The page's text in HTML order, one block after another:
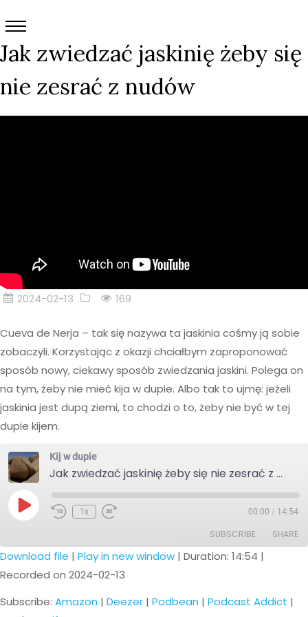
Jak zwiedzać jaskinię żeby się
nie zesrać z nudów
2024-02-13 169
Cueva de Nerja – tak się nazywa ta jaskinia cośmy ją sobie
zobaczyli. Korzystając z okazji chciałbym zaproponować
sposób nowy, ciekawy sposób zwiedzania jaskini. Polega on
na tym, żeby nie mieć kija w dupie. Albo tak to ujmę: jeżeli
jaskinia jest dupą ziemi, to chodzi o to, żeby nie być w tej
dupie kijem.
Kij w dupie
Jak zwiedzać jaskinię żeby się nie zesrać z nudów
Play
Episode
1x 00:00 / 14:54
SUBSCRIBE SHARE
Amazon
Podbean Podcast Addict
SHARE
LINK
Download file | Play in new window | Duration: 14:54 |
Recorded on 2024-02-13
Subscribe: Amazon | Deezer | Podbean | Podcast Addict |